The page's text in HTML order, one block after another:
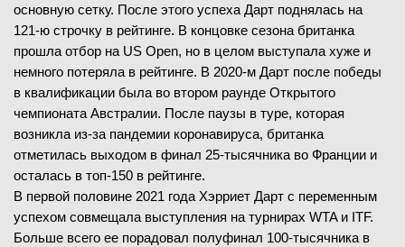
основную сетку. После этого успеха Дарт поднялась на
121-ю строчку в рейтинге. В концовке сезона британка
прошла отбор на US Open, но в целом выступала хуже и
немного потеряла в рейтинге. В 2020-м Дарт после победы
в квалификации была во втором раунде Открытого
чемпионата Австралии. После паузы в туре, которая
возникла из-за пандемии коронавируса, британка
отметилась выходом в финал 25-тысячника во Франции и
осталась в топ-150 в рейтинге.
В первой половине 2021 года Хэрриет Дарт с переменным
успехом совмещала выступления на турнирах WTA и ITF.
Больше всего ее порадовал полуфинал 100-тысячника в